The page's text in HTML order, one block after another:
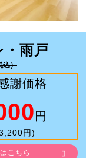
・雨戸
込）
謝価格
円
円)
こちら